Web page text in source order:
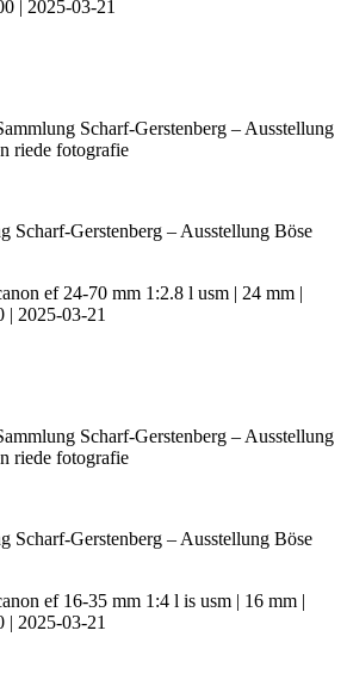
| 2025-03-21
Scharf-Gerstenberg – Ausstellung Böse
ef 24-70 mm 1:2.8 l usm | 24 mm |
| 2025-03-21
Scharf-Gerstenberg – Ausstellung Böse
ef 16-35 mm 1:4 l is usm | 16 mm |
| 2025-03-21